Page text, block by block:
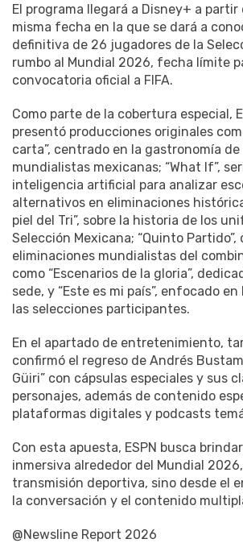
El programa llegará a Disney+ a partir
misma fecha en la que se dará a
definitiva de 26 jugadores de la
rumbo al Mundial 2026, fecha límite
convocatoria oficial a FIFA.
Como parte de la cobertura especial,
presentó producciones originales
carta”, centrado en la gastronomía de
mundialistas mexicanas; “What If”,
inteligencia artificial para analizar
alternativos en eliminaciones
piel del Tri”, sobre la historia de los
Selección Mexicana; “Quinto Partido”,
eliminaciones mundialistas del
como “Escenarios de la gloria”,
sede, y “Este es mi país”, enfocado
las selecciones participantes.
En el apartado de entretenimiento,
confirmó el regreso de Andrés
Güiri” con cápsulas especiales y sus
personajes, además de contenido
plataformas digitales y podcasts
Con esta apuesta, ESPN busca
inmersiva alrededor del Mundial
transmisión deportiva, sino desde el
la conversación y el contenido
@Newsline Report 2026